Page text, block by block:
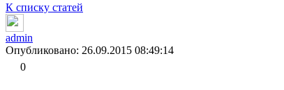
К списку статей
admin
Опубликовано: 26.09.2015 08:49:14
0